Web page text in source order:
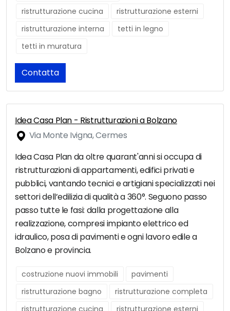
ristrutturazione cucina
ristrutturazione esterni
ristrutturazione interna
tetti in legno
tetti in muratura
Contatta
Idea Casa Plan - Ristrutturazioni a Bolzano
Via Monte Ivigna, Cermes
Idea Casa Plan da oltre quarant'anni si occupa di
ristrutturazioni di appartamenti, edifici privati e
pubblici, vantando tecnici e artigiani specializzati nei
settori dell’edilizia di qualità a 360°. Seguono passo
passo tutte le fasi: dalla progettazione alla
realizzazione, compresi impianto elettrico ed
idraulico, posa di pavimenti e ogni lavoro edile a
Bolzano e provincia.
costruzione nuovi immobili
pavimenti
ristrutturazione bagno
ristrutturazione completa